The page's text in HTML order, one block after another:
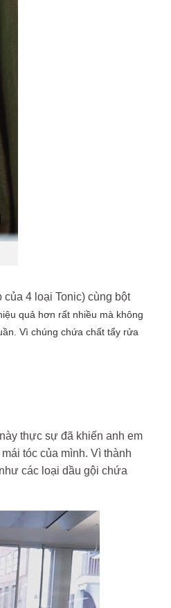
của 4 loại Tonic) cùng bột
quả hơn rất nhiều mà không
Vì chúng chứa chất tẩy rửa
thực sự đã khiến anh em
tóc của mình. Vì thành
các loại dầu gội chứa